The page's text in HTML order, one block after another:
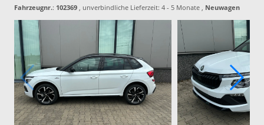
Fahrzeugnr.: 102369 , unverbindliche Lieferzeit: 4 - 5 Monate , Neuwagen